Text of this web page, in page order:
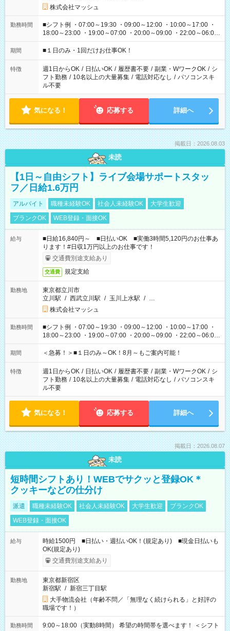
株式会社マッシュ
勤務時間
■シフト例 ・07:00～19:30 ・09:00～12:00 ・10:00～17:00 ・
18:00～23:00 ・19:00～07:00 ・20:00～09:00 ・22:00～06:00
etc ★最短で3時間で5,120円のお仕事から 15時間で2万円近く稼
げるお仕事も！ ご希望のお時間に合わせてご紹介！ ※シフトは
ください！
期間 ■１日のみ・1回だけお仕事OK！
特徴 週1日からOK / 日払いOK / 履歴書不要 / 副業・WワークOK / シ
フト勤務 / 10名以上の大量募集 / 電話対応なし / パソコンスキ
ル不要
気になる！ 応募する 詳細へ
掲載日：2026.08.03
未読
【1日～自由シフト】ライブ会場サポートスタッ
フ／日給1.6万円
アルバイト 職種未経験OK 社会人未経験OK
大学生歓迎
ブランクOK
WEB登録・面接OK
給与
■日給16,840円～ ■日払いOK ■実働3時間5,120円のお仕事あ
ります！#日収1万円以上のお仕事です！
交通費別途支給あり
交通費 規定支給
勤務地
東京都立川市
立川駅 / 西武立川駅 / 玉川上水駅 / …
株式会社マッシュ
勤務時間
■シフト例 ・07:00～19:30 ・09:00～12:00 ・10:00～17:00 ・
18:00～23:00 ・19:00～07:00 ・20:00～09:00 ・22:00～06:00
etc ★最短で3時間で5,120円のお仕事から 15時間で2万円近く稼
げるお仕事も！ ご希望のお時間に合わせてご紹介！ ※シフトは
ください！
期間 ＜急募！＞■１日のみ～OK！8月～もご案内可能！
特徴 週1日からOK / 日払いOK / 履歴書不要 / 副業・WワークOK / シ
フト勤務 / 10名以上の大量募集 / 電話対応なし / パソコンスキ
ル不要
気になる！ 応募する 詳細へ
掲載日：2026.08.07
未読
短時間シフトあり！WEBでサクッと登録OK＊
クッキーなどの仕分け
派遣 職種未経験OK 社会人未経験OK 大学生歓迎
ブランクOK
WEB登録・面接OK
給与
時給1500円 ■日払い・週払いOK！(規定あり) ■現金日払いも
OK(規定あり)
交通費別途支給あり
勤務地
東京都新宿区
新宿駅 / 新宿三丁目駅
大手物流会社（年齢不問／「無理なく続けられる」と好評の
職場です！）
勤務時間
9:00～18:00（実動8時間） 希望の時間帯を選べます！ ＜シフト